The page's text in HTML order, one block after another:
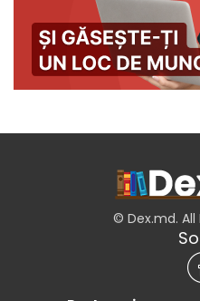
© Dex.md. All